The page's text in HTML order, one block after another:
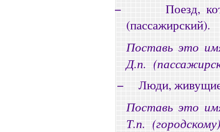
−
Поезд,
(пассажирский).
Поставь это
Д.п.
− Люди, живущие
Поставь это
Т.п. (городскому)